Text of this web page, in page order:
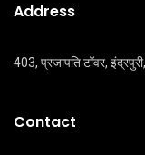
Address
403, प्रजापति टॉवर,
Contact